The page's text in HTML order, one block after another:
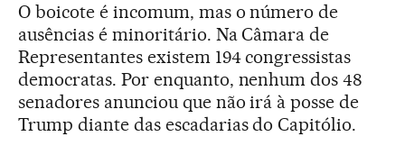
O boicote é incomum, mas o número de
ausências é minoritário. Na Câmara de
Representantes existem 194 congressistas
democratas. Por enquanto, nenhum dos 48
senadores anunciou que não irá à posse de
Trump diante das escadarias do Capitólio.